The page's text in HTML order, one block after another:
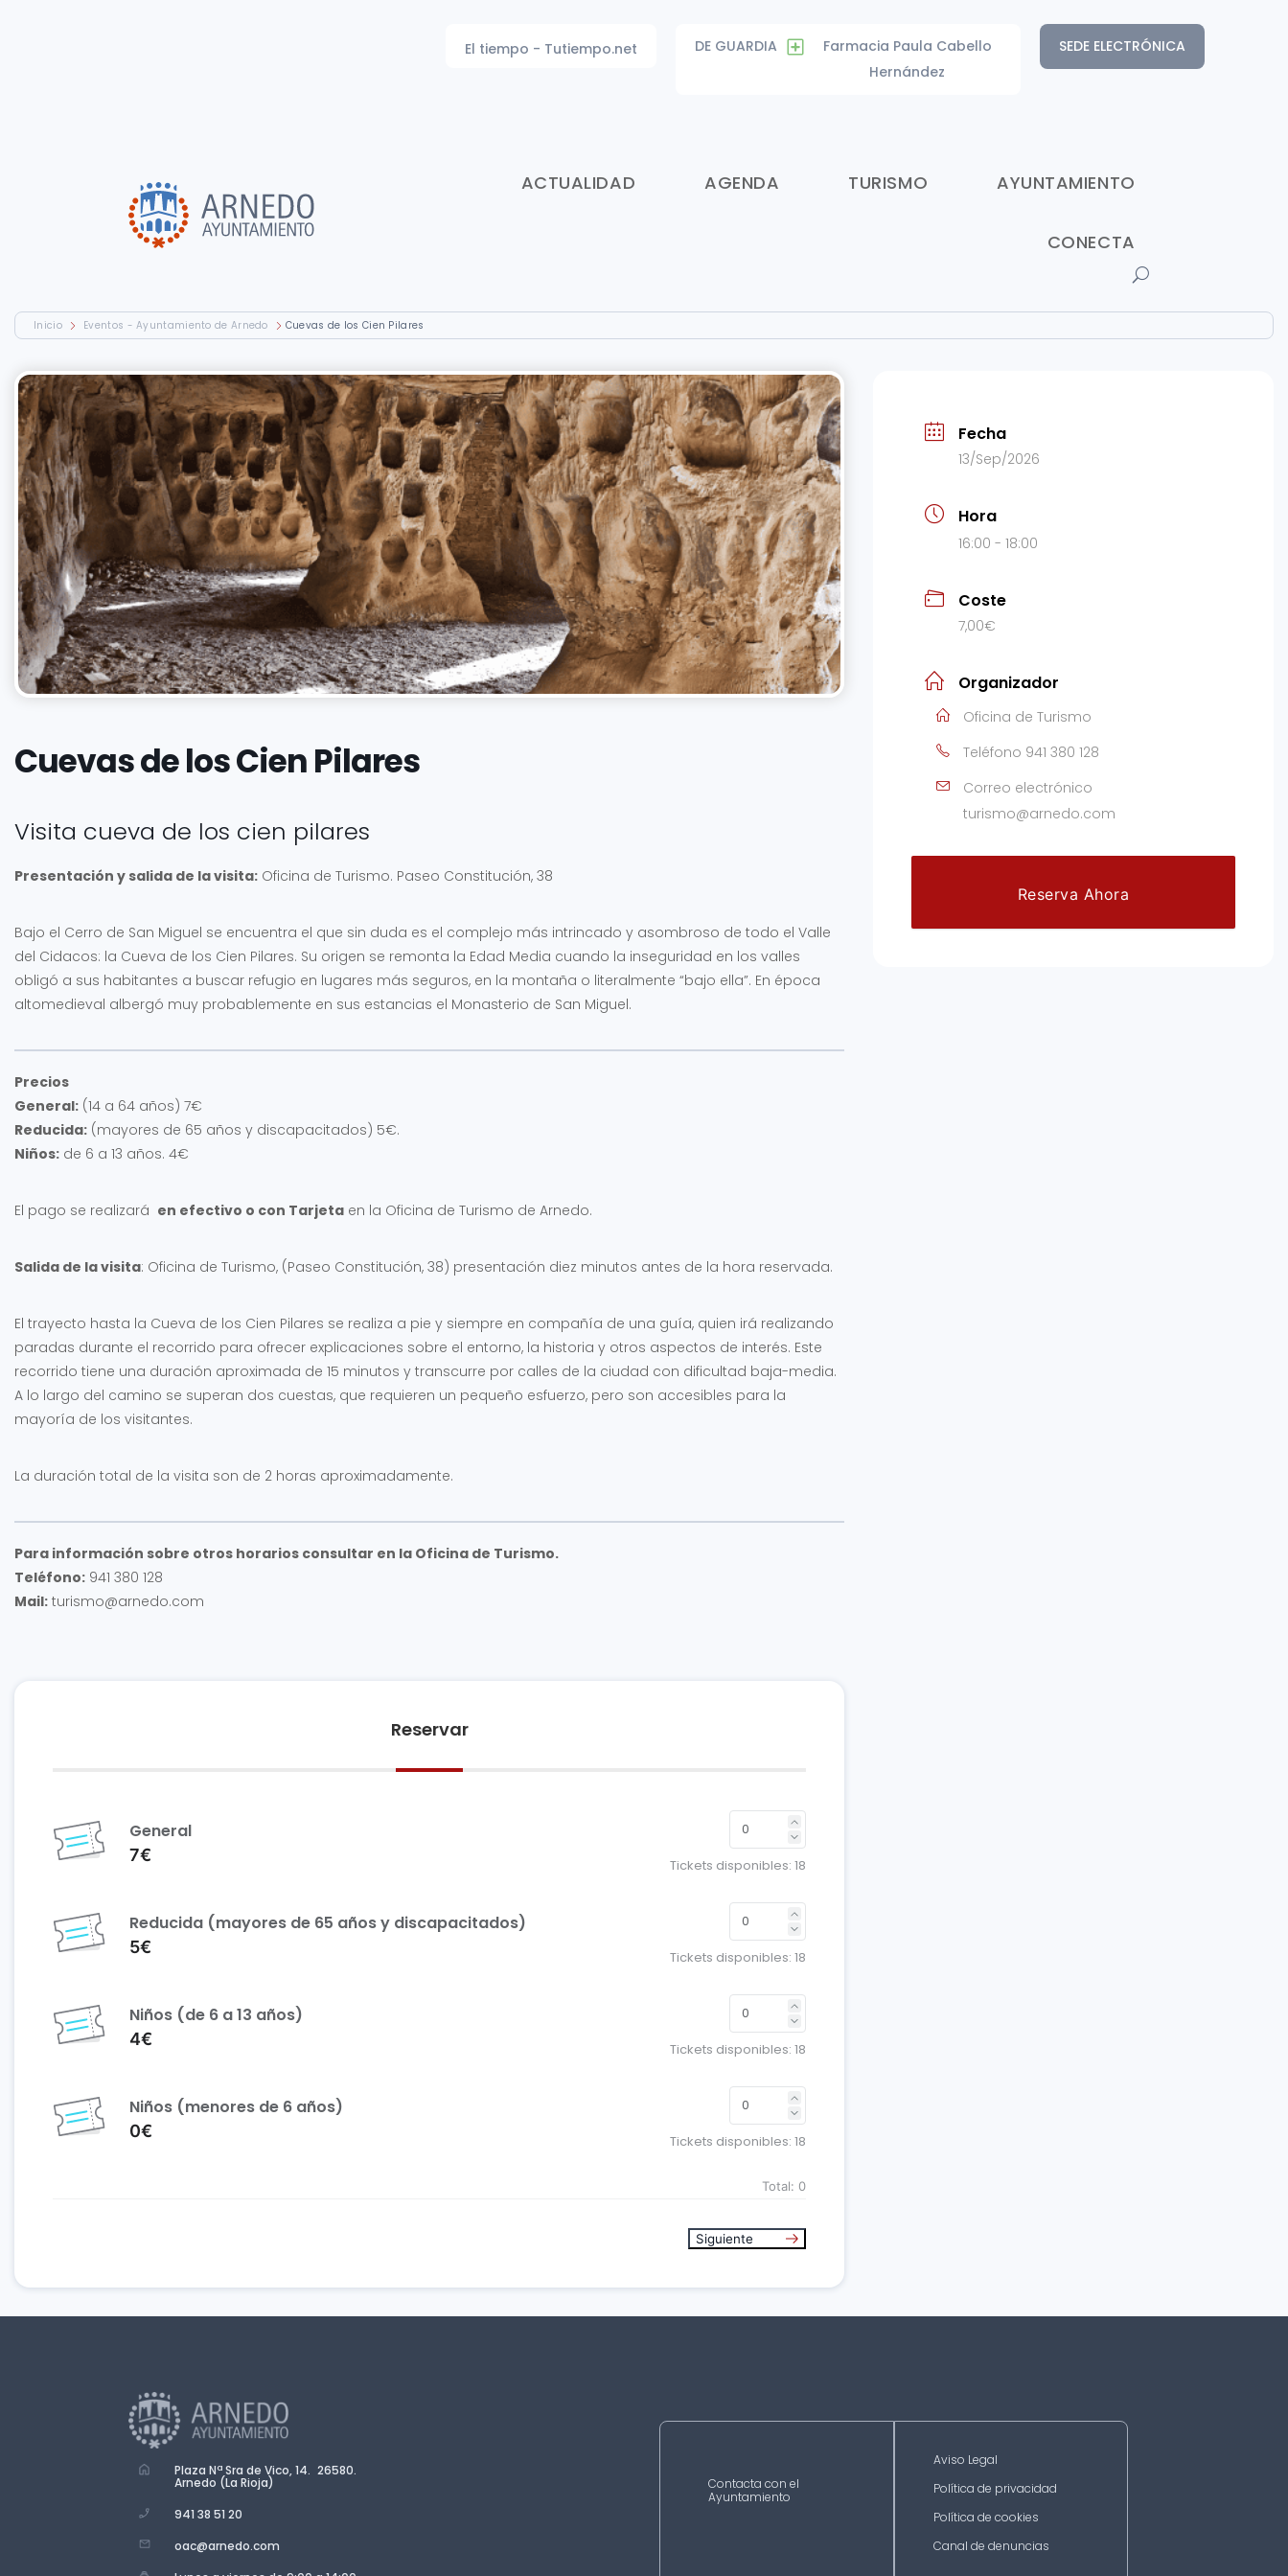
SEDE ELECTRÓNICA
DE GUARDIA
Farmacia Paula Cabello
Hernández
El tiempo - Tutiempo.net
ACTUALIDAD AGENDA TURISMO AYUNTAMIENTO
CONECTA
Inicio Eventos - Ayuntamiento de Arnedo Cuevas de los Cien Pilares
Cuevas de los Cien Pilares
Visita cueva de los cien pilares
Presentación y salida de la visita: Oficina de Turismo. Paseo Constitución, 38
Bajo el Cerro de San Miguel se encuentra el que sin duda es el complejo más intrincado y asombroso de todo el Valle
del Cidacos: la Cueva de los Cien Pilares. Su origen se remonta la Edad Media cuando la inseguridad en los valles
obligó a sus habitantes a buscar refugio en lugares más seguros, en la montaña o literalmente “bajo ella”. En época
altomedieval albergó muy probablemente en sus estancias el Monasterio de San Miguel.
Precios
General: (14 a 64 años) 7€
Reducida: (mayores de 65 años y discapacitados) 5€.
Niños: de 6 a 13 años. 4€
El pago se realizará en efectivo o con Tarjeta en la Oficina de Turismo de Arnedo.
Salida de la visita: Oficina de Turismo, (Paseo Constitución, 38) presentación diez minutos antes de la hora reservada.
El trayecto hasta la Cueva de los Cien Pilares se realiza a pie y siempre en compañía de una guía, quien irá realizando
paradas durante el recorrido para ofrecer explicaciones sobre el entorno, la historia y otros aspectos de interés. Este
recorrido tiene una duración aproximada de 15 minutos y transcurre por calles de la ciudad con dificultad baja-media.
A lo largo del camino se superan dos cuestas, que requieren un pequeño esfuerzo, pero son accesibles para la
mayoría de los visitantes.
La duración total de la visita son de 2 horas aproximadamente.
Para información sobre otros horarios consultar en la Oficina de Turismo.
Teléfono: 941 380 128
Mail: turismo@arnedo.com
Reservar
General
7€
Tickets disponibles: 18
Reducida (mayores de 65 años y discapacitados)
5€
Tickets disponibles: 18
Niños (de 6 a 13 años)
4€
Tickets disponibles: 18
Niños (menores de 6 años)
0€
Tickets disponibles: 18
Total: 0
Siguiente
Fecha
13/Sep/2026
Hora
16:00 - 18:00
Coste
7,00€
Organizador
Oficina de Turismo
Teléfono 941 380 128
Correo electrónico
turismo@arnedo.com
Reserva Ahora
Plaza Nª Sra de Vico, 14. 26580.
Arnedo (La Rioja)
941 38 51 20
oac@arnedo.com
Contacta con el
Ayuntamiento
Aviso Legal
Política de privacidad
Política de cookies
Canal de denuncias